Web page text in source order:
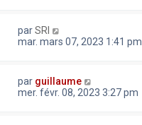
parSRI
mar. mars 07, 2023 1:41 pm
par guillaume
mer. févr. 08, 2023 3:27 pm